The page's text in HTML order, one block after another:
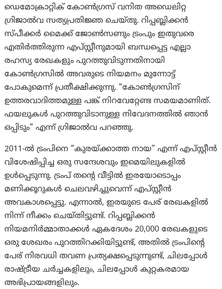
ഡെമോക്രാറ്റിക് കോൺഗ്രസ് വനിത അഡെലിറ്റ
ഗ്രിജാൽവ സത്യപ്രതിജ്ഞ ചെയ്തു. റിപ്പബ്ലിക്കൻ
സ്പീക്കർ മൈക്ക് ജോൺസണും ട്രംപും ഇതുവരെ
എതിർത്തിരുന്ന എപ്സ്റ്റീനുമായി ബന്ധപ്പെട്ട എല്ലാ
രഹസ്യ രേഖകളും പുറത്തുവിടുന്നതിനായി
കോൺഗ്രസിൽ അവരുടെ നിയമനം മുന്നോട്ട്
പോകുമെന്ന് പ്രതീക്ഷിക്കുന്നു. “കോൺഗ്രസിന്
ഉത്തരവാദിത്തമുള്ള പങ്ക് നിറവേറ്റേണ്ട സമയമാണിത്.
ഫയലുകൾ പുറത്തുവിടാനുള്ള നിവേദനത്തിൽ ഞാൻ
ഒപ്പിടും” എന്ന് ഗ്രിജാൽവ പറഞ്ഞു.
2011-ൽ ട്രംപിനെ “കുരയ്ക്കാത്ത നായ” എന്ന് എപ്സ്റ്റീൻ
വിശേഷിപ്പിച്ച ഒരു സന്ദേശവും ഇമെയിലുകളിൽ
ഉൾപ്പെടുന്നു. ട്രംപ് തന്റെ വീട്ടിൽ ഇരയോടൊപ്പം
മണിക്കൂറുകൾ ചെലവഴിച്ചുവെന്ന് എപ്സ്റ്റീന്‍
അവകാശപ്പെട്ടു. എന്നാല്‍, ഇരയുടെ പേര് രേഖകളിൽ
നിന്ന് നീക്കം ചെയ്തിട്ടുണ്ട്. റിപ്പബ്ലിക്കൻ
നിയമനിർമ്മാതാക്കൾ ഏകദേശം 20,000 രേഖകളുടെ
ഒരു ശേഖരം പുറത്തിറക്കിയിട്ടുണ്ട്, അതിൽ ട്രംപിന്റെ
പേര് നിരവധി തവണ പ്രത്യക്ഷപ്പെടുന്നുണ്ട്, ചിലപ്പോൾ
രാഷ്ട്രീയ ചർച്ചകളിലും, ചിലപ്പോൾ കുറ്റകരമായ
അഭിപ്രായങ്ങളിലും.